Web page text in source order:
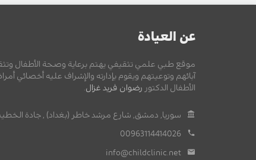
عن العيادة
موقع طبي علمي تثقيفي يهتم برعاية وصحة الأطفال
آبائهم وتوعيتهم ويقوم بإدارته والإشراف عليه أخصائي
الأطفال الدكتور رضوان فريد غزال
سوريا, دمشق, شارع مرشد خاطر (بغداد) , جادة
00963114414026
info@childclinic.net